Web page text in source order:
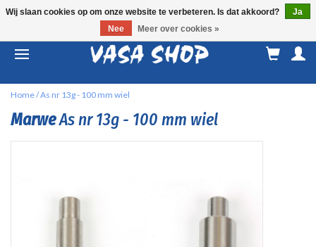
Home/As nr 13g - 100 mm wiel
MarweAs nr 13g - 100 mm wiel
Wij slaan cookies op om onze website te verbeteren. Is dat akkoord?
Ja
Nee
Meer over cookies »